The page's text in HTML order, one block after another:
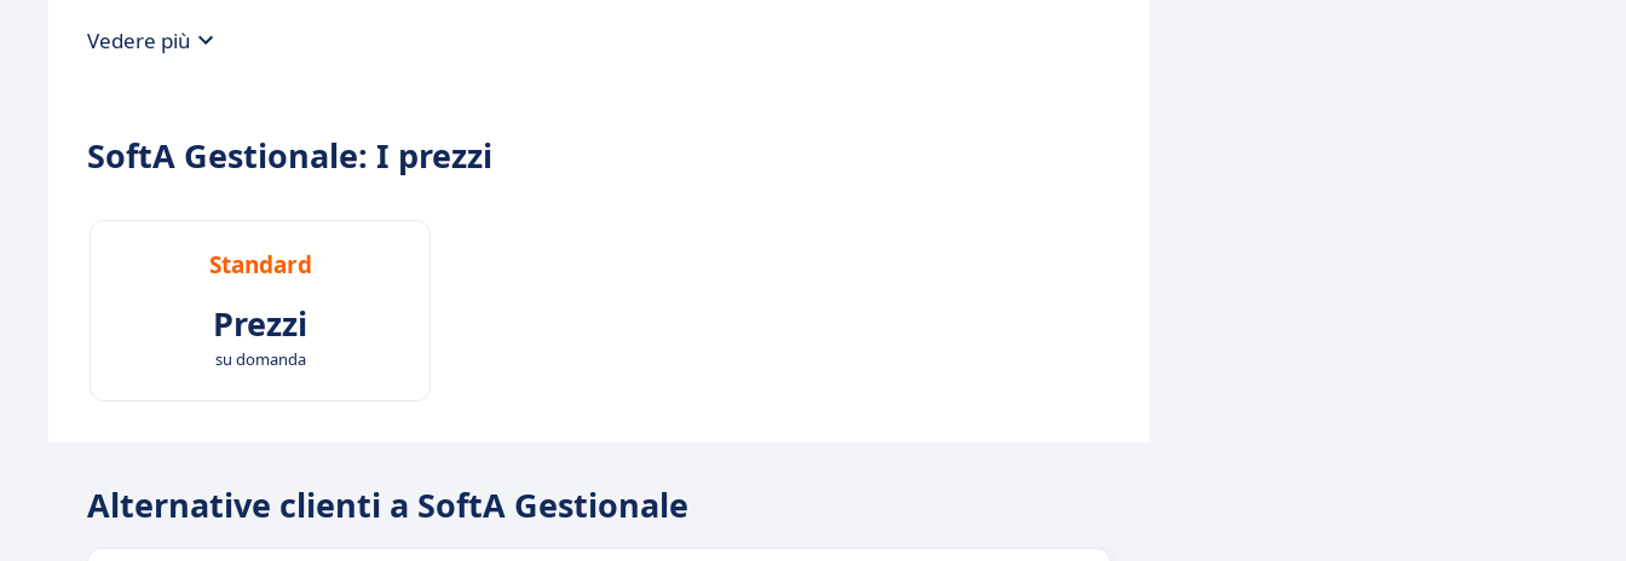
Vedere più
SoftA Gestionale: I prezzi
Standard
Prezzi
su domanda
Alternative clienti a SoftA Gestionale